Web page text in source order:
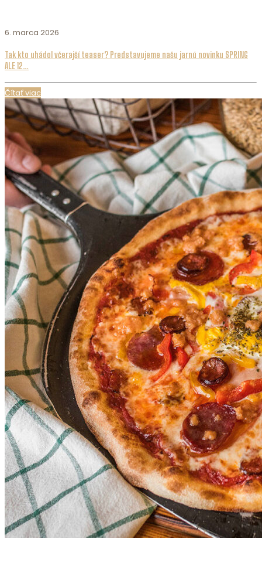
6. marca 2026
Tak kto uhádol včerajší teaser? Predstavujeme našu jarnú novinku SPRING
ALE 12…
Čítať viac